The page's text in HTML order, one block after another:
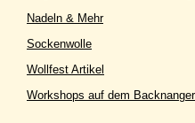
Nadeln & Mehr
Sockenwolle
Wollfest Artikel
Workshops auf dem